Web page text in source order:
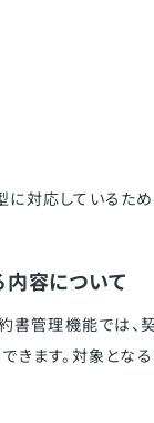
対応しているため
内容について
書管理機能では、
きます。対象とな